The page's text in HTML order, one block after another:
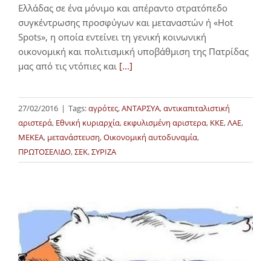
Ελλάδας σε ένα μόνιμο και απέραντο στρατόπεδο
συγκέντρωσης προσφύγων και μεταναστών ή «Hot
Spots», η οποία εντείνει τη γενική κοινωνική
οικονομική και πολιτισμική υποβάθμιση της Πατρίδας
μας από τις ντόπιες και [...]
27/02/2016 | Tags:αγρότες,ΑΝΤΑΡΣΥΑ,αντικαπιταλιστική
αριστερά, Εθνική κυριαρχία,εκφυλισμένη αριστερα, ΚΚΕ,ΛΑΕ,
ΜΕΚΕΑ, μετανάστευση,Οικονομική αυτοδυναμία,
ΠΡΩΤΟΣΕΛΙΔΟ,ΣΕΚ,ΣΥΡΙΖΑ